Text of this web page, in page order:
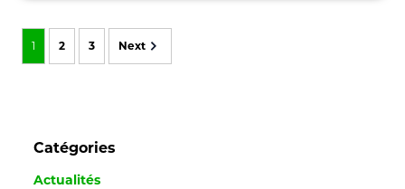
1 2 3 Next
Catégories
Actualités